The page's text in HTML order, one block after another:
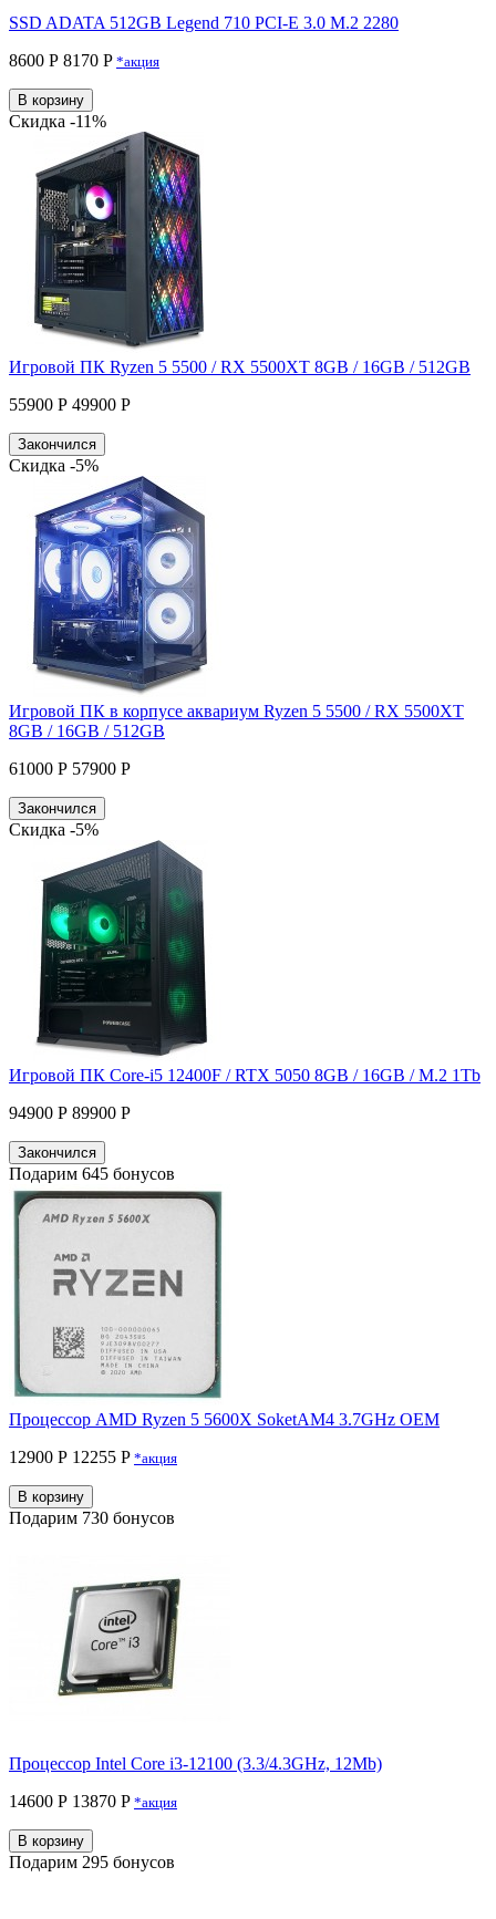
SSD ADATA 512GB Legend 710 PCI-E 3.0 M.2 2280
8600 Р 8170 P *акция
В корзину
Скидка -11%
Игровой ПК Ryzen 5 5500 / RX 5500XT 8GB / 16GB / 512GB
55900 Р 49900 Р
Закончился
Скидка -5%
Игровой ПК в корпусе аквариум Ryzen 5 5500 / RX 5500XT
8GB / 16GB / 512GB
61000 Р 57900 Р
Закончился
Скидка -5%
Игровой ПК Core-i5 12400F / RTX 5050 8GB / 16GB / M.2 1Tb
94900 Р 89900 Р
Закончился
Подарим 645 бонусов
Процессор AMD Ryzen 5 5600X SoketAM4 3.7GHz OEM
12900 Р 12255 P *акция
В корзину
Подарим 730 бонусов
Процессор Intel Core i3-12100 (3.3/4.3GHz, 12Mb)
14600 Р 13870 P *акция
В корзину
Подарим 295 бонусов